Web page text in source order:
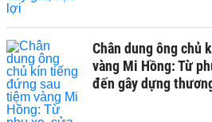
Chân dung ông chủ
vàng Mi Hồng: Từ
đến gây dựng